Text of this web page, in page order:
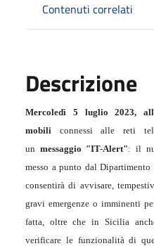
Contenuti correlati
Descrizione
Mercoledì 5 luglio 2023,
mobili connessi alle reti
un messaggio "IT-Alert": il
messo a punto dal
consentirà di avvisare,
gravi emergenze o imminenti
fatta, oltre che in Sicilia
verificare le funzionalità di